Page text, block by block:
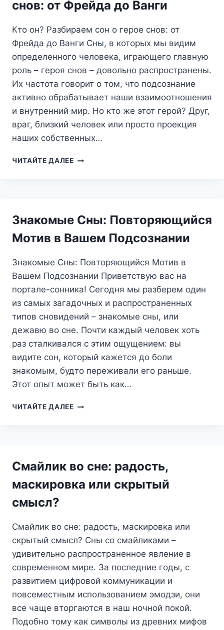
ЗНАЧИТ?
снов: от Фрейда до Ванги
Кто он? Разбираем сон о герое снов: от
Фрейда до Ванги Сны, в которых мы видим
определенного человека, играющего главную
роль – героя снов – довольно распространены.
Их частота говорит о том, что подсознание
активно обрабатывает наши взаимоотношения
и внутренний мир. Но кто же этот герой? Друг,
враг, близкий человек или просто проекция
наших собственных…
ЧИТАЙТЕ ДАЛЕЕКТО
СНОВ:
ФРЕЙДА
ВАНГИ
Знакомые Сны: Повторяющийся
Мотив в Вашем Подсознании
Знакомые Сны: Повторяющийся Мотив в
Вашем Подсознании Приветствую вас на
портале-сонника! Сегодня мы разберем один
из самых загадочных и распространенных
типов сновидений – знакомые сны, или
дежавю во сне. Почти каждый человек хоть
раз сталкивался с этим ощущением: вы
видите сон, который кажется до боли
знакомым, будто переживали его раньше.
Этот опыт может быть как…
ЧИТАЙТЕ ДАЛЕЕЗНАКОМЫЕ
ПОДСОЗНАНИИ
Смайлик во сне: радость,
маскировка или скрытый
смысл?
Смайлик во сне: радость, маскировка или
скрытый смысл? Сны со смайликами –
удивительно распространенное явление в
современном мире. За последние годы, с
развитием цифровой коммуникации и
повсеместным использованием эмодзи, они
все чаще вторгаются в наш ночной покой.
Подобно тому как символы из древних мифов